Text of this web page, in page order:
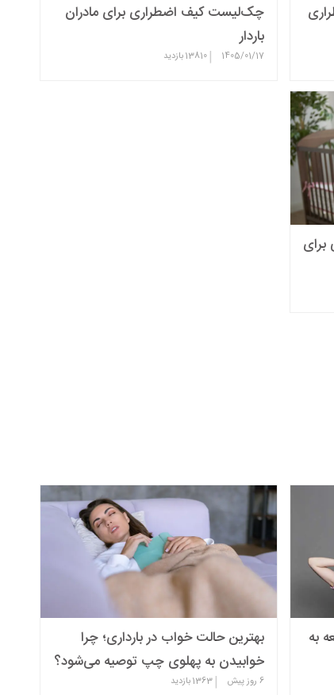
چک‌لیست کیف اضطراری برای مادران
باردار
1405/01/17
|
13810بازدید
برای
به
بهترین حالت خواب در بارداری؛ چرا
خوابیدن به پهلوی چپ توصیه می‌شود؟
6 روز پیش |
1363بازدید